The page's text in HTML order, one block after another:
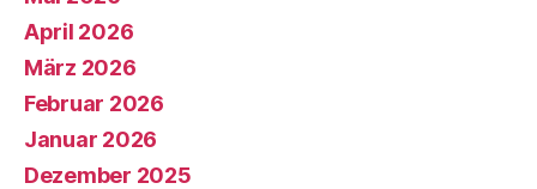
April 2026
März 2026
Februar 2026
Januar 2026
Dezember 2025